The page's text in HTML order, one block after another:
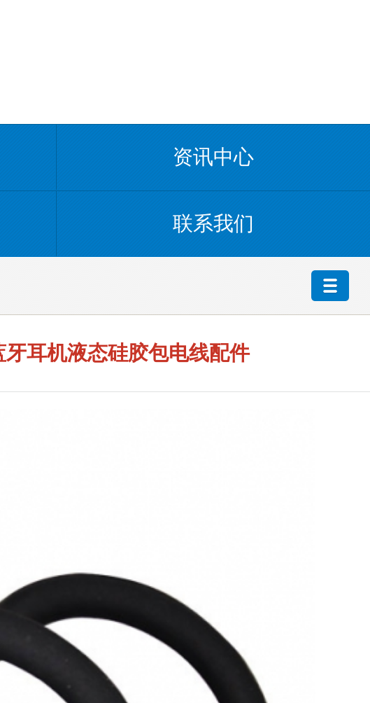
资讯中心
联系我们
耳机液态硅胶包电线配件